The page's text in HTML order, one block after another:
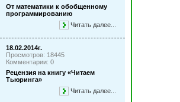
От математики к обобщенному
программированию
Читать далее...
18.02.2014г.
Просмотров: 18445
Комментарии: 0
Рецензия на книгу «Читаем
Тьюринга»
Читать далее...